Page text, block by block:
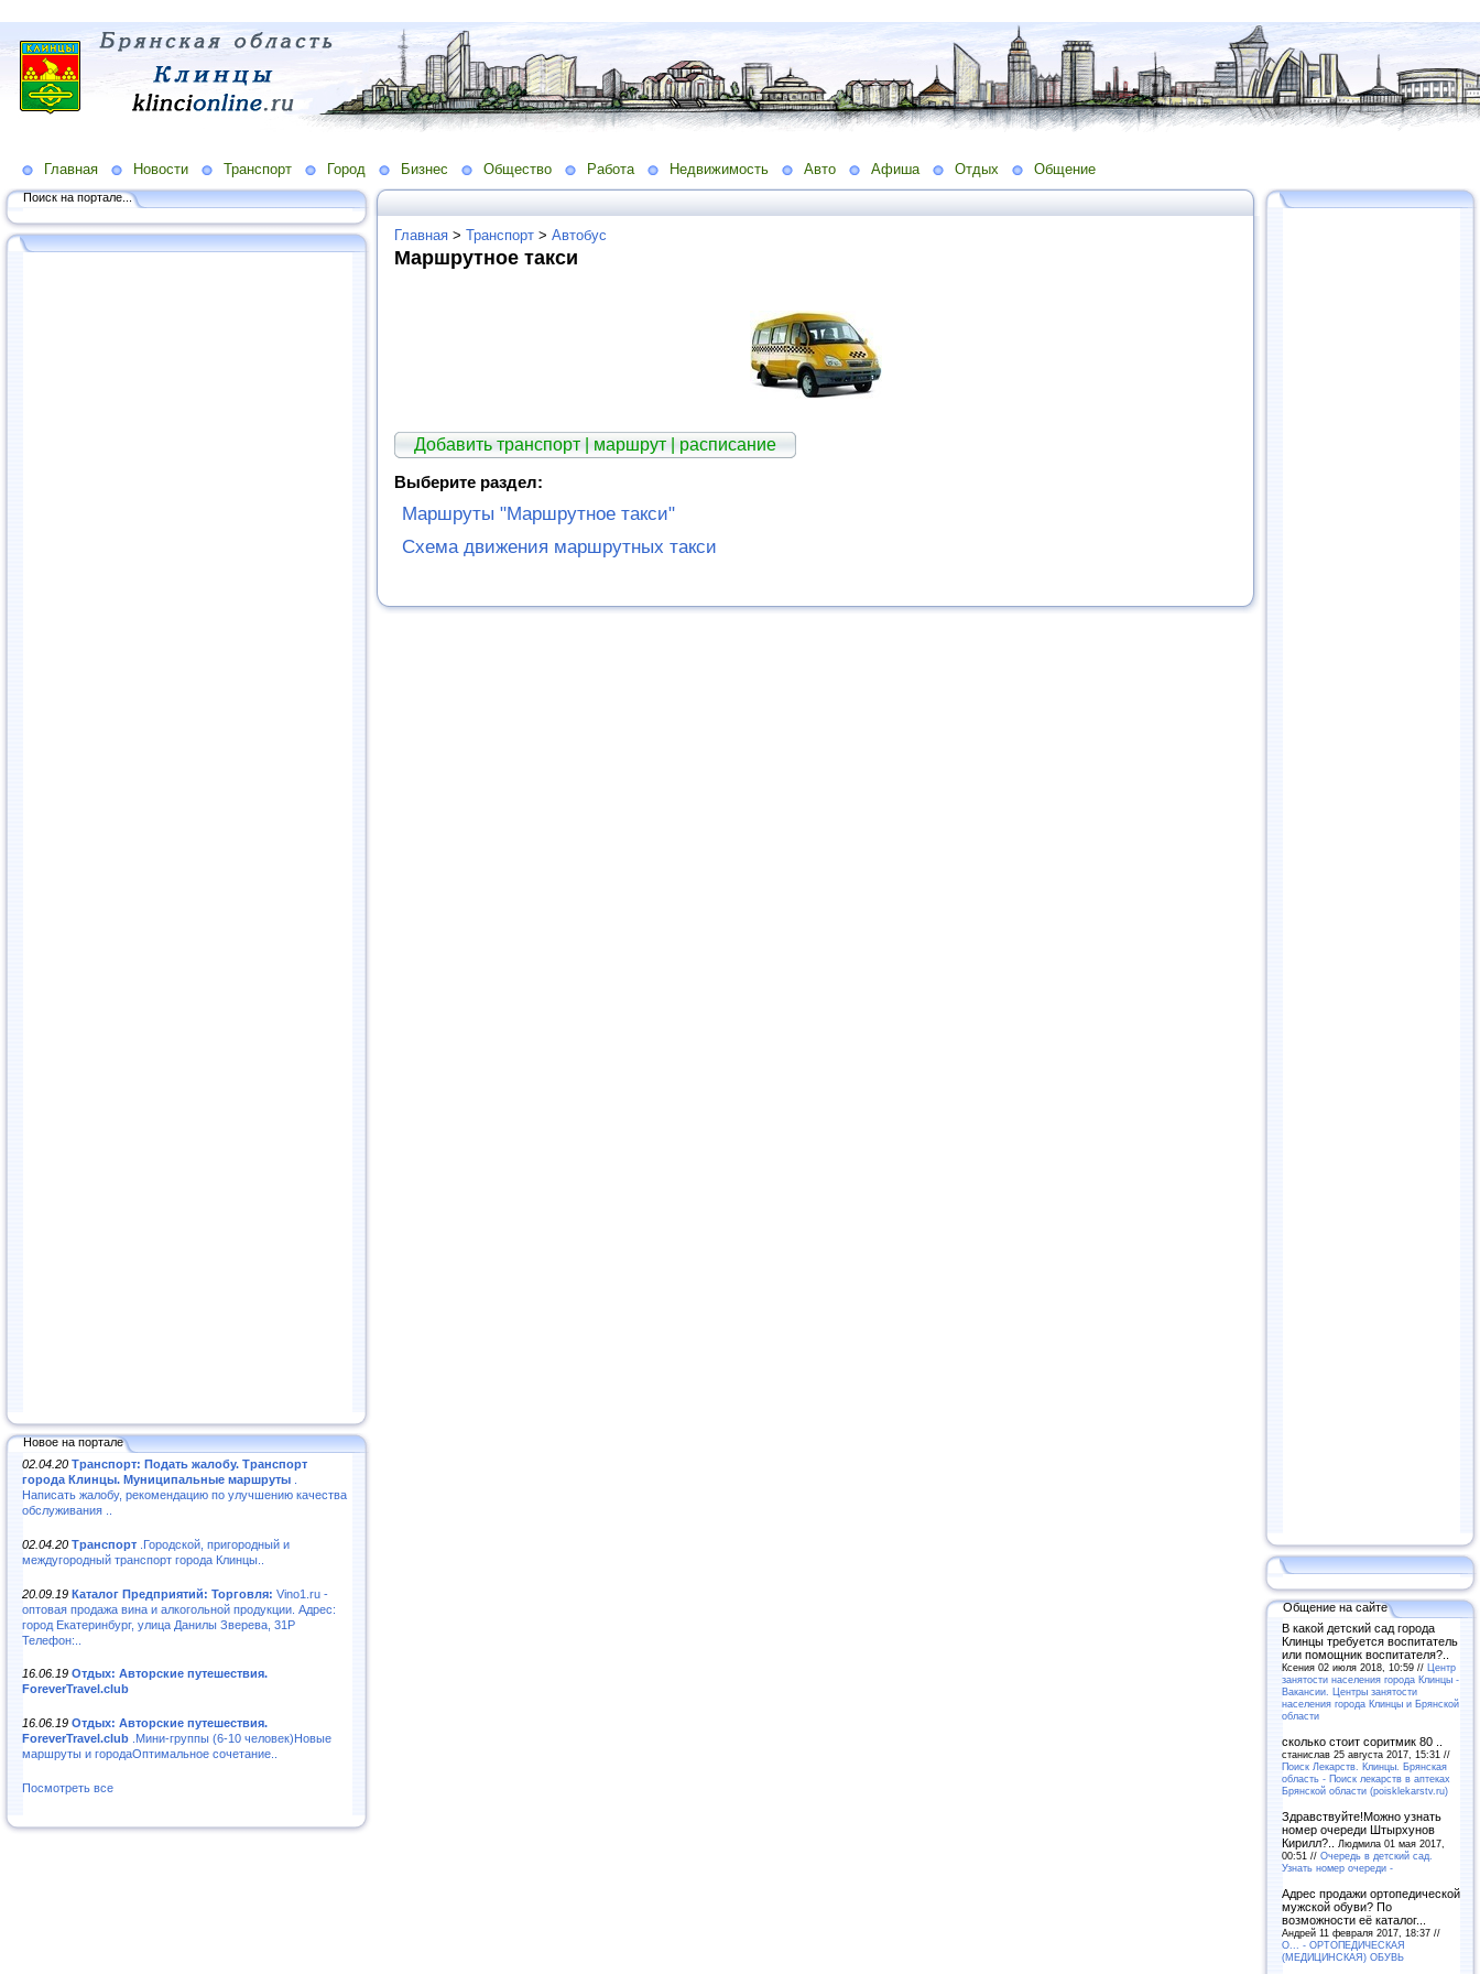
Главная Новости Транспорт Город Бизнес Общество Работа Недвижимость Авто Афиша Отдых Общение
Поиск на портале...
Новое на портале
02.04.20 Транспорт: Подать жалобу. Транспорт
города Клинцы. Муниципальные маршруты
Написать жалобу, рекомендацию по улучшению качества
обслуживания ..
02.04.20 Транспорт .Городской, пригородный и
междугородный транспорт города Клинцы..
20.09.19 Каталог Предприятий: Торговля: Vino1.ru -
оптовая продажа вина и алкогольной продукции. Адрес:
город Екатеринбург, улица Данилы Зверева, 31Р
Телефон:..
16.06.19 Отдых: Авторские путешествия.
ForeverTravel.club
16.06.19 Отдых: Авторские путешествия.
ForeverTravel.club .Мини-группы (6-10 человек)Новые
маршруты и городаОптимальное сочетание..
Посмотреть все
Главная > Транспорт > Автобус
Маршрутное такси
Добавить транспорт | маршрут | расписание
Выберите раздел:
Маршруты "Маршрутное такси"
Схема движения маршрутных такси
Общение на сайте
В какой детский сад города
Клинцы требуется воспитатель
или помощник воспитателя?..
Ксения 02 июля 2018, 10:59 // Центр
занятости населения города Клинцы -
Вакансии. Центры занятости
населения города Клинцы и Брянской
области
сколько стоит соритмик 80 ..
станислав 25 августа 2017, 15:31 //
Поиск Лекарств. Клинцы. Брянская
область - Поиск лекарств в аптеках
Брянской области (poisklekarstv.ru)
Здравствуйте!Можно узнать
номер очереди Штырхунов
Кирилл?..
Людмила 01 мая 2017,
00:51 // Очередь в детский сад.
Узнать номер очереди -
Адрес продажи ортопедической
мужской обуви? По
возможности её каталог...
Андрей 11 февраля 2017, 18:37 //
O... - ОРТОПЕДИЧЕСКАЯ
(МЕДИЦИНСКАЯ) ОБУВЬ